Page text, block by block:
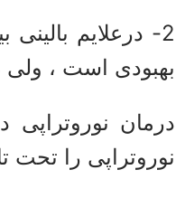
2- درعلایم
بهبودی است ، ولی
درمان نوروتراپی
نوروتراپی را تحت